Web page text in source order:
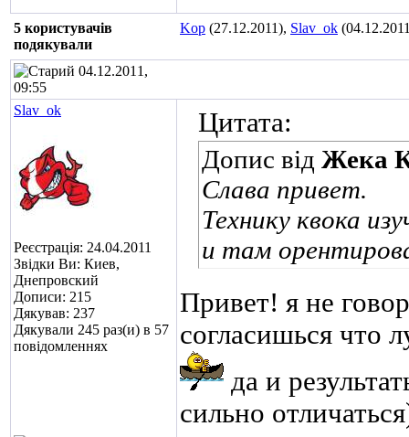
5 користувачів
подякували
Kop (27.12.2011), Slav_ok
04.12.2011,
09:55
Slav_ok
Реєстрація: 24.04.2011
Звідки Ви: Киев,
Днепровский
Дописи: 215
Дякував: 237
Дякували 245 раз(и) в 57
повідомленнях
Цитата:
Допис від Жека
Слава привет.
Технику квока
и там
Привет! я не
согласишься что
да и
сильно